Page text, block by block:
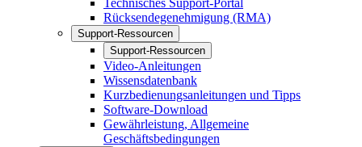
Technisches Support-Portal
Rücksendegenehmigung (RMA)
Support-Ressourcen
Support-Ressourcen
Video-Anleitungen
Wissensdatenbank
Kurzbedienungsanleitungen und Tipps
Software-Download
Gewährleistung, Allgemeine
Geschäftsbedingungen